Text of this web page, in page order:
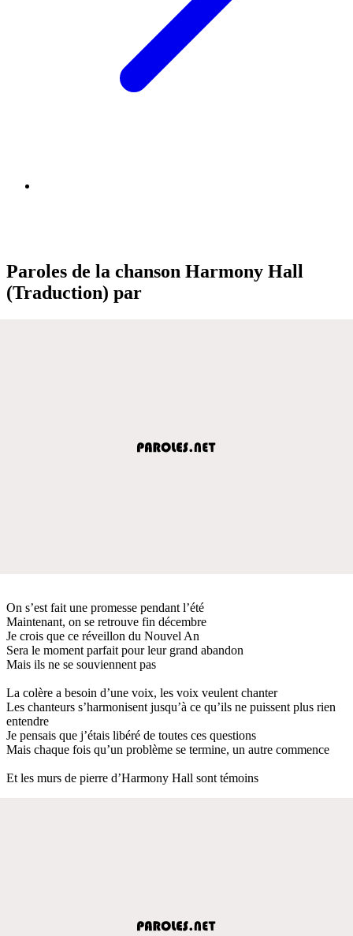
Paroles de la chanson Harmony Hall
(Traduction) par
On s’est fait une promesse pendant l’été
Maintenant, on se retrouve fin décembre
Je crois que ce réveillon du Nouvel An
Sera le moment parfait pour leur grand abandon
Mais ils ne se souviennent pas
La colère a besoin d’une voix, les voix veulent chanter
Les chanteurs s’harmonisent jusqu’à ce qu’ils ne puissent plus rien
entendre
Je pensais que j’étais libéré de toutes ces questions
Mais chaque fois qu’un problème se termine, un autre commence
Et les murs de pierre d’Harmony Hall sont témoins